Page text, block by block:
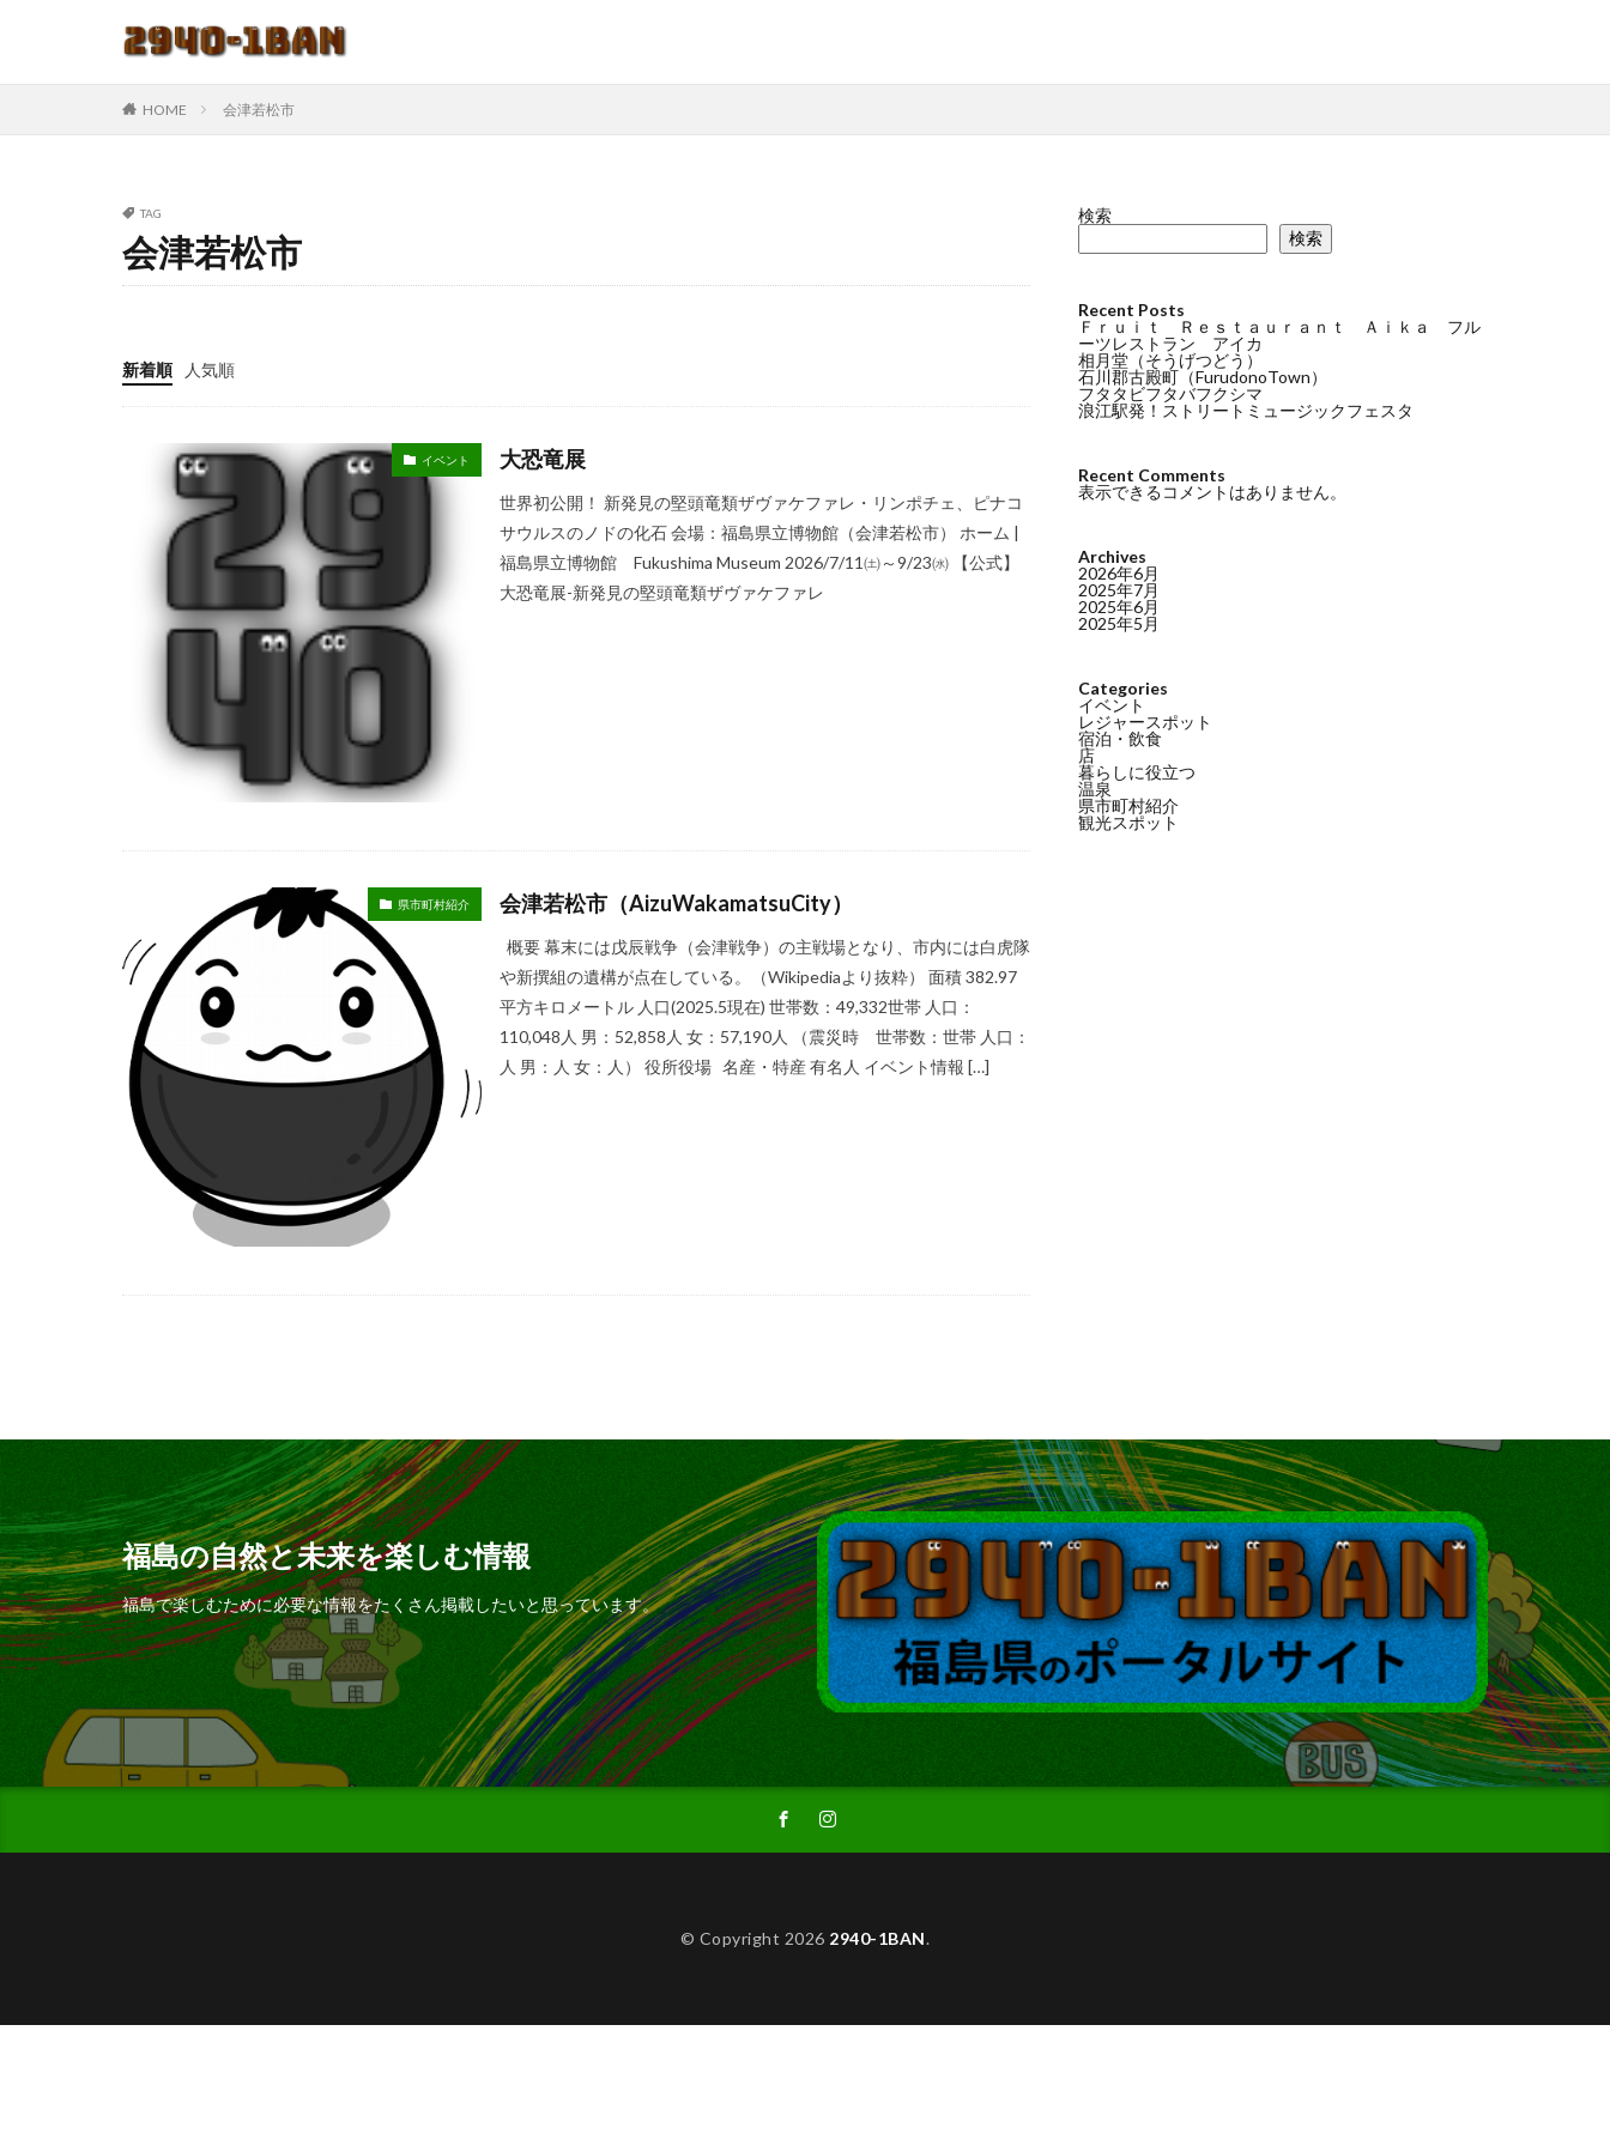
HOME 会津若松市
TAG
会津若松市
新着順 人気順
イベント 大恐竜展
世界初公開！ 新発見の堅頭竜類ザヴァケファレ・リンポチェ、ピナコ
サウルスのノドの化石 会場：福島県立博物館（会津若松市） ホーム |
福島県立博物館 Fukushima Museum 2026/7/11㈯～9/23㈬ 【公式】
大恐竜展-新発見の堅頭竜類ザヴァケファレ
県市町村紹介 会津若松市（AizuWakamatsuCity）
概要 幕末には戊辰戦争（会津戦争）の主戦場となり、市内には白虎隊
や新撰組の遺構が点在している。（Wikipediaより抜粋） 面積 382.97
平方キロメートル 人口(2025.5現在) 世帯数：49,332世帯 人口：
110,048人 男：52,858人 女：57,190人 （震災時 世帯数：世帯 人口：
人 男：人 女：人） 役所役場 名産・特産 有名人 イベント情報 […]
検索
検索
Recent Posts
Ｆｒｕｉｔ Ｒｅｓｔａｕｒａｎｔ Ａｉｋａ フル
ーツレストラン アイカ
相月堂（そうげつどう）
石川郡古殿町（FurudonoTown）
フタタビフタバフクシマ
浪江駅発！ストリートミュージックフェスタ
Recent Comments
表示できるコメントはありません。
Archives
2026年6月
2025年7月
2025年6月
2025年5月
Categories
イベント
レジャースポット
宿泊・飲食
店
暮らしに役立つ
温泉
県市町村紹介
観光スポット
福島の自然と未来を楽しむ情報
福島で楽しむために必要な情報をたくさん掲載したいと思っています。
© Copyright 2026 2940-1BAN.